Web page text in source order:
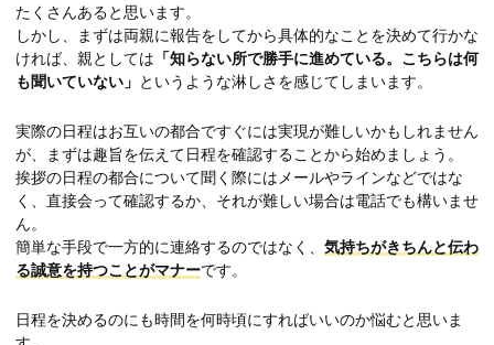
たくさんあると思います。
しかし、まずは両親に報告をしてから具体的なことを決めて行かな
ければ、親としては 「知らない所で勝手に進めている。こちらは何
も聞いていない」 というような淋しさを感じてしまいます。
実際の日程はお互いの都合ですぐには実現が難しいかもしれません
が、まずは趣旨を伝えて日程を確認することから始めましょう。
挨拶の日程の都合について聞く際にはメールやラインなどではな
く、直接会って確認するか、それが難しい場合は電話でも構いませ
ん。
簡単な手段で一方的に連絡するのではなく、 気持ちがきちんと伝わ
る誠意を持つことがマナーです。
日程を決めるのにも時間を何時頃にすればいいのか悩むと思いま